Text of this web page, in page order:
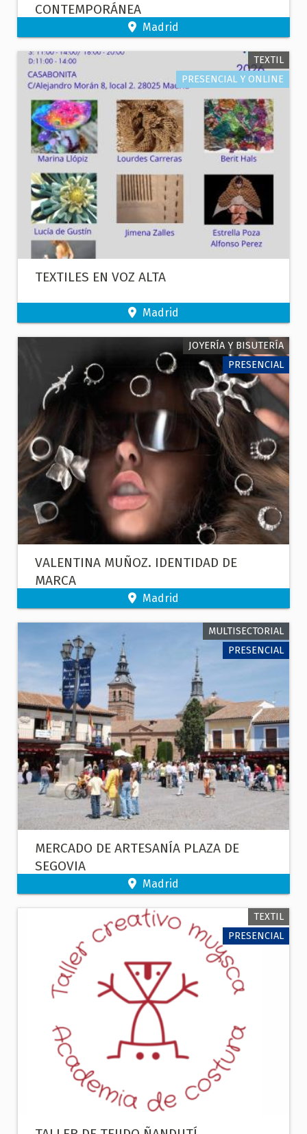
CONTEMPORÁNEA
Madrid
TEXTIL
PRESENCIAL Y ONLINE
TEXTILES EN VOZ ALTA
Madrid
JOYERÍA Y BISUTERÍA
PRESENCIAL
VALENTINA MUÑOZ. IDENTIDAD DE
MARCA
Madrid
MULTISECTORIAL
PRESENCIAL
MERCADO DE ARTESANÍA PLAZA DE
SEGOVIA
Madrid
TEXTIL
PRESENCIAL